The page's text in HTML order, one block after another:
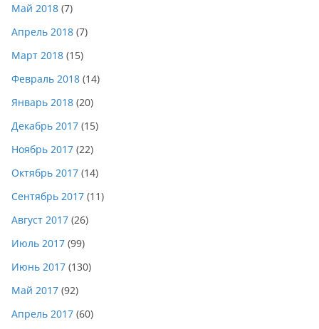
Май 2018 (7)
Апрель 2018 (7)
Март 2018 (15)
Февраль 2018 (14)
Январь 2018 (20)
Декабрь 2017 (15)
Ноябрь 2017 (22)
Октябрь 2017 (14)
Сентябрь 2017 (11)
Август 2017 (26)
Июль 2017 (99)
Июнь 2017 (130)
Май 2017 (92)
Апрель 2017 (60)